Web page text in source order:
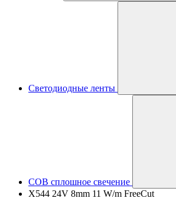
Светодиодные ленты
COB сплошное свечение
X544 24V 8mm 11 W/m FreeCut